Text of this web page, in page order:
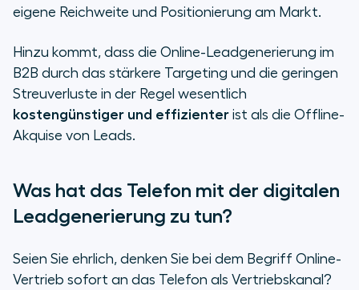
eigene Reichweite und Positionierung am Markt.
Hinzu kommt, dass die Online-Leadgenerierung im
B2B durch das stärkere Targeting und die geringen
Streuverluste in der Regel wesentlich
kostengünstiger und effizienter ist als die Offline-
Akquise von Leads.
Was hat das Telefon mit der digitalen
Leadgenerierung zu tun?
Seien Sie ehrlich, denken Sie bei dem Begriff Online-
Vertrieb sofort an das Telefon als Vertriebskanal?